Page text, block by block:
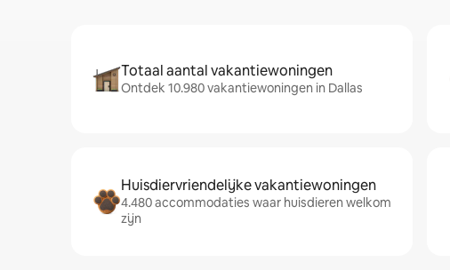
Totaal aantal vakantiewoningen
Ontdek 10.980 vakantiewoningen in Dallas
Huisdiervriendelijke vakantiewoningen
4.480 accommodaties waar huisdieren welkom
zijn